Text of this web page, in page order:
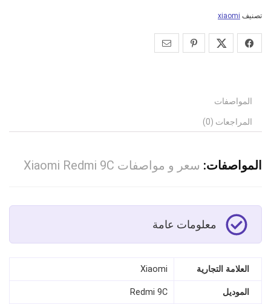
تصنيف xiaomi
المواصفات
المراجعات (0)
المواصفات: سعر و مواصفات Xiaomi Redmi 9C
معلومات عامة
العلامة التجارية Xiaomi
الموديل Redmi 9C